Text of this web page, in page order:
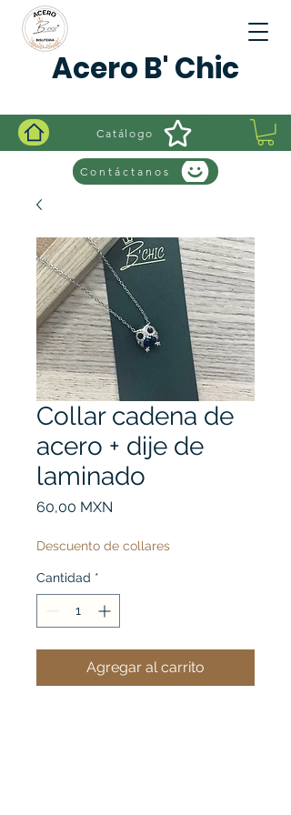
Acero B' Chic
Catálogo
Contáctanos
Collar cadena de
acero + dije de
laminado
60,00 MXN
Descuento de collares
Cantidad *
Agregar al carrito